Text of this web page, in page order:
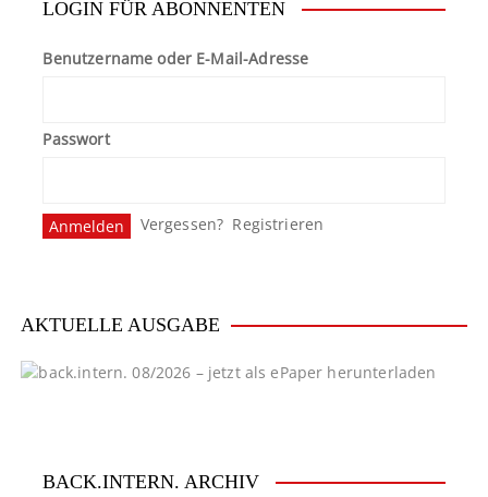
LOGIN FÜR ABONNENTEN
Benutzername oder E-Mail-Adresse
Passwort
Vergessen? Registrieren
AKTUELLE AUSGABE
BACK.INTERN. ARCHIV